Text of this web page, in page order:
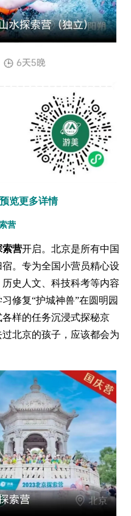
览更多详情
营
索营开启。北京是所有中国
。专为全国小营员精心设
史人文、科技科考等内容
修复“护城神兽”在圆明园
样的任务沉浸式探秘京
北京的孩子，应该都会为